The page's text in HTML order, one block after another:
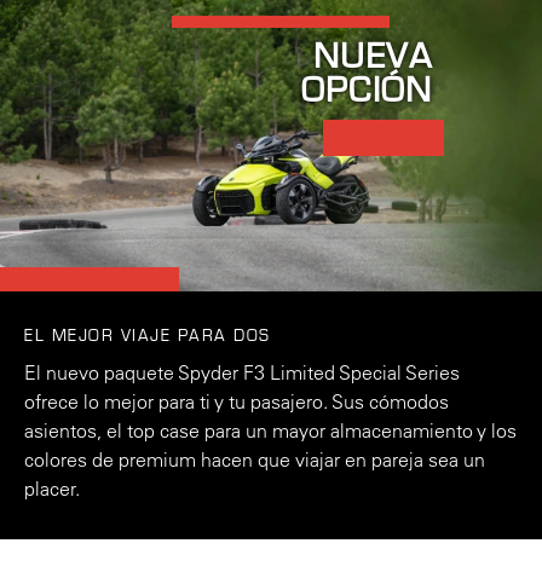
NUEVA
OPCIÓN
EL MEJOR VIAJE PARA DOS
El nuevo paquete Spyder F3 Limited Special Series
ofrece lo mejor para ti y tu pasajero. Sus cómodos
asientos, el top case para un mayor almacenamiento y los
colores de premium hacen que viajar en pareja sea un
placer.